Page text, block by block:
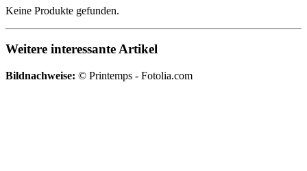
Keine Produkte gefunden.
Weitere interessante Artikel
Bildnachweise: © Printemps - Fotolia.com